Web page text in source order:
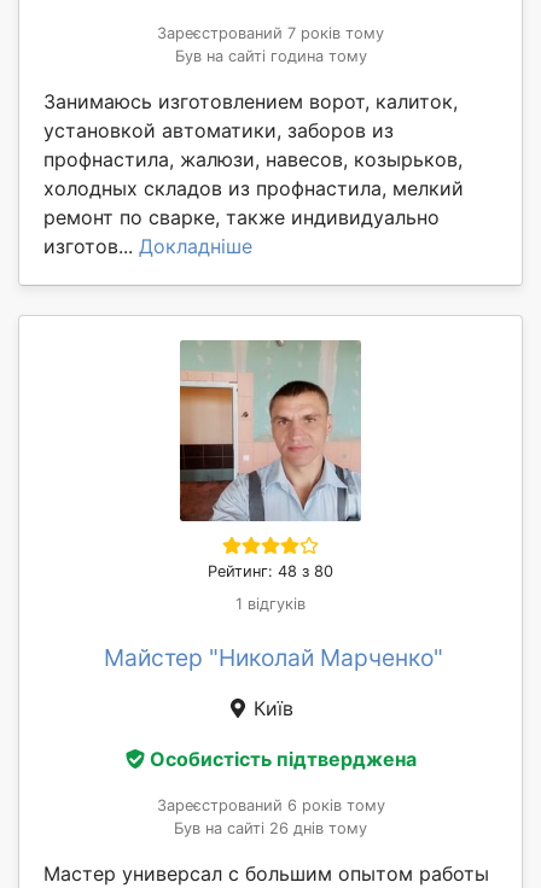
Зареєстрований 7 років тому
Був на сайті година тому
Занимаюсь изготовлением ворот, калиток,
установкой автоматики, заборов из
профнастила, жалюзи, навесов, козырьков,
холодных складов из профнастила, мелкий
ремонт по сварке, также индивидуально
изготов... Докладніше
Рейтинг: 48 з 80
1 відгуків
Майстер "Николай Марченко"
Київ
Особистість підтверджена
Зареєстрований 6 років тому
Був на сайті 26 днів тому
Мастер универсал с большим опытом работы